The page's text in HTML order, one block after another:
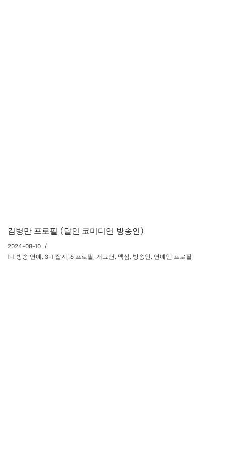
김병만 프로필 (달인 코미디언 방송인)
2024-08-10
1-1 방송 연예, 3-1 잡지, 6 프로필, 개그맨, 맥심, 방송인, 연예인 프로필